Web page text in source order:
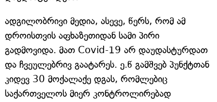
ადგილობრივი მედია, ასევე, წერს, რომ ამ
დროისთვის აფხაზეთიდან სამი პირი
გადმოვიდა. მათ Covid-19 არ დაუდასტურდათ
და ჩვეულებრივ გაატარეს. ე.წ გამშვებ პუნქტთან
კიდევ 30 მოქალაქე დგას, რომლებიც
საქართველოს მიერ კონტროლირებად